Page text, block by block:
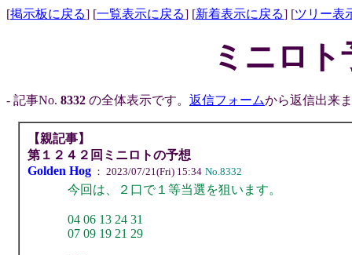
[掲示板に戻る] [一覧表示に戻る] [新着表示に戻る] [ツリー表
ミニロト
- 記事No. 8332 の全体表示です。 返信フォームから返信出来
【親記事】
第１２４２回ミニロトの予想
Golden Hog： 2023/07/21(Fri) 15:34 No.8332
今回は、２口で１等当選を狙います。
04 06 13 24 31
07 09 19 21 29